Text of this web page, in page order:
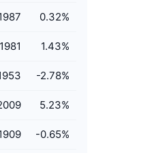
0.32%
1.43%
-2.78%
5.23%
-0.65%